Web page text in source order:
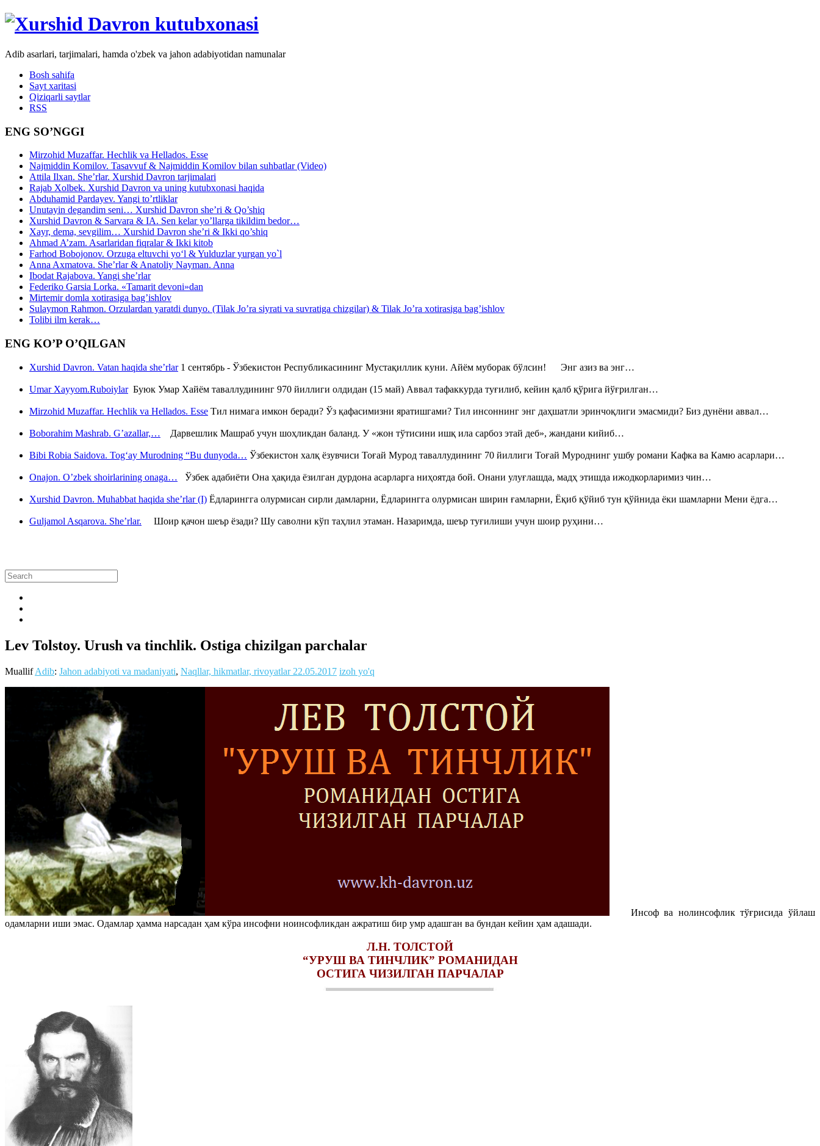
Adib asarlari, tarjimalari, hamda o'zbek va jahon adabiyotidan namunalar
Bosh sahifa
Sayt xaritasi
Qiziqarli saytlar
RSS
ENG SO’NGGI
Mirzohid Muzaffar. Hechlik va Hellados. Esse
Najmiddin Komilov. Tasavvuf & Najmiddin Komilov bilan suhbatlar (Video)
Attila Ilxan. She’rlar. Xurshid Davron tarjimalari
Rajab Xolbek. Xurshid Davron va uning kutubxonasi haqida
Abduhamid Pardayev. Yangi to’rtliklar
Unutayin degandim seni… Xurshid Davron she’ri & Qo’shiq
Xurshid Davron & Sarvara & IA. Sen kelar yo’llarga tikildim bedor…
Xayr, dema, sevgilim… Xurshid Davron she’ri & Ikki qo’shiq
Ahmad A’zam. Asarlaridan fiqralar & Ikki kitob
Farhod Bobojonov. Orzuga eltuvchi yo‘l & Yulduzlar yurgan yo`l
Anna Axmatova. She’rlar & Anatoliy Nayman. Anna
Ibodat Rajabova. Yangi she’rlar
Federiko Garsia Lorka. «Tamarit devoni»dan
Mirtemir domla xotirasiga bag’ishlov
Sulaymon Rahmon. Orzulardan yaratdi dunyo. (Tilak Jo’ra siyrati va suvratiga chizgilar) & Tilak Jo’ra xotirasiga bag’ishlov
Tolibi ilm kerak…
ENG KO’P O’QILGAN
Xurshid Davron. Vatan haqida she’rlar1 сентябрь - Ўзбекистон Республикасининг Мустақиллик куни. Айём муборак бўлсин! Энг азиз ва энг…
Umar Xayyom.RuboiylarБуюк Умар Хайём таваллудининг 970 йиллиги олдидан (15 май) Аввал тафаккурда туғилиб, кейин қалб қўрига йўғрилган…
Mirzohid Muzaffar. Hechlik va Hellados. Esse Тил нимага имкон беради? Ўз қафасимизни яратишгами? Тил инсоннинг энг даҳшатли эринчоқлиги эмасмиди? Биз дунёни аввал…
Boborahim Mashrab. G’azallar,… Дарвешлик Машраб учун шоҳликдан баланд. У «жон тўтисини ишқ ила сарбоз этай деб», жандани кийиб…
Bibi Robia Saidova. Tog‘ay Murodning “Bu dunyoda… Ўзбекистон халқ ёзувчиси Тоғай Мурод таваллудининг 70 йиллиги Тоғай Муроднинг ушбу романи Кафка ва Камю асарлари…
Onajon. O’zbek shoirlarining onaga… Ўзбек адабиёти Она ҳақида ёзилган дурдона асарларга ниҳоятда бой. Онани улуғлашда, мадҳ этишда ижодкорларимиз чин…
Xurshid Davron. Muhabbat haqida she’rlar (I) Ёдларингга олурмисан сирли дамларни, Ёдларингга олурмисан ширин ғамларни, Ёқиб қўйиб тун қўйнида ёки шамларни Мени ёдга…
Guljamol Asqarova. She’rlar. Шоир қачон шеър ёзади? Шу саволни кўп таҳлил этаман. Назаримда, шеър туғилиши учун шоир руҳини…
Lev Tolstoy. Urush va tinchlik. Ostiga chizilgan parchalar
MuallifAdib: Jahon adabiyoti va madaniyati, Naqllar, hikmatlar, rivoyatlar 22.05.2017 izoh yo'q
Инсоф ва нолинсофлик тўғрисида ўйлаш
одамларни иши эмас. Одамлар ҳамма нарсадан ҳам кўра инсофни ноинсофликдан ажратиш бир умр адашган ва бундан кейин ҳам адашади.
Л.Н. ТОЛСТОЙ
“УРУШ ВА ТИНЧЛИК” РОМАНИДАН
ОСТИГА ЧИЗИЛГАН ПАРЧАЛАР